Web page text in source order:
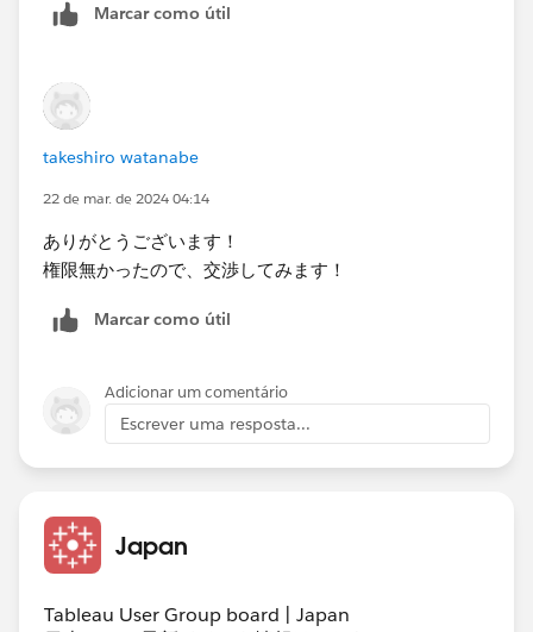
Marcar como útil
takeshiro watanabe
22 de mar. de 2024 04:14
ありがとうございます！
権限無かったので、交渉してみます！
Marcar como útil
Adicionar um comentário
Escrever uma resposta...
Japan
Tableau User Group board | Japan